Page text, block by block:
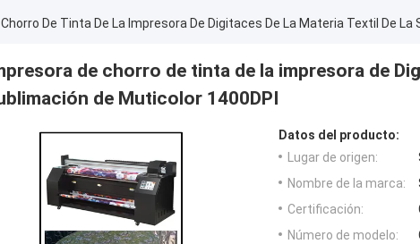
De Tinta De La Impresora De Digitaces De La Materia Textil De La
de chorro de tinta de la impresora de
de Muticolor 1400DPI
Datos del producto:
Lugar de origen:
Nombre de la marca:
Certificación:
Número de modelo: